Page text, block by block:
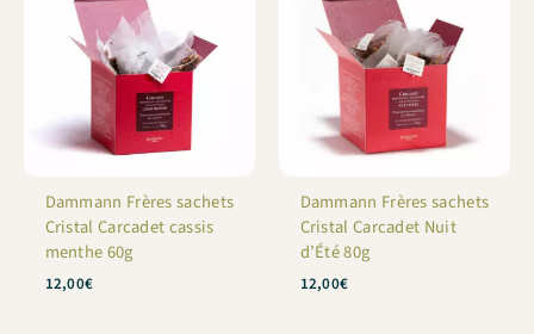
Dammann Frères sachets
Cristal Carcadet cassis
menthe 60g
12,00€
Dammann Frères sachets
Cristal Carcadet Nuit
d’Été 80g
12,00€